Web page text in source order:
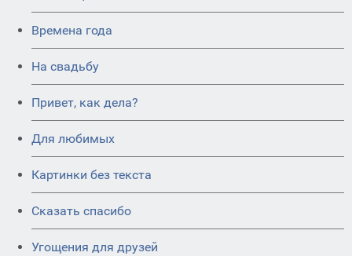
Времена года
На свадьбу
Привет, как дела?
Для любимых
Картинки без текста
Сказать спасибо
Угощения для друзей